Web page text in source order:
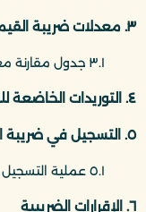
٣. معدلات ضريبة القيمة المضافة
٣.١ جدول مقارنة معدلات الضريبة
٤. التوريدات الخاضعة للضريبة
٥. التسجيل في ضريبة القيمة المضافة
٥.١ عملية التسجيل في الضريبة
٦. الإقرارات الضريبية